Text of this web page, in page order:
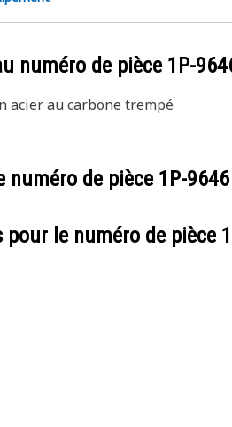
numéro de pièce 1P-
acier au carbone trempé
numéro de pièce 1P-9646
pour le numéro de pièce